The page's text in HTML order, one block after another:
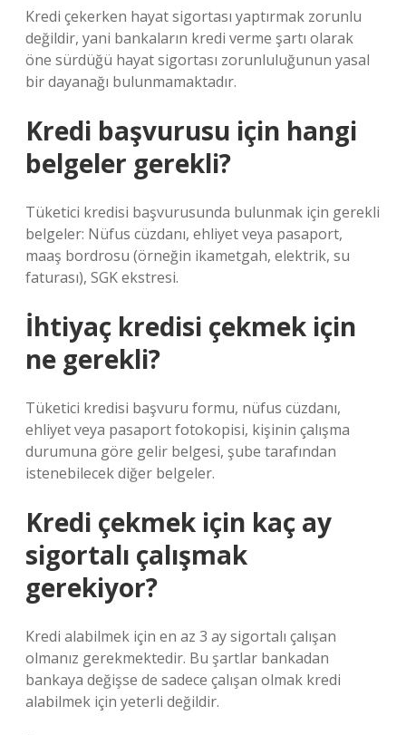
Kredi çekerken hayat sigortası yaptırmak zorunlu
değildir, yani bankaların kredi verme şartı olarak
öne sürdüğü hayat sigortası zorunluluğunun yasal
bir dayanağı bulunmamaktadır.
Kredi başvurusu için hangi
belgeler gerekli?
Tüketici kredisi başvurusunda bulunmak için gerekli
belgeler: Nüfus cüzdanı, ehliyet veya pasaport,
maaş bordrosu (örneğin ikametgah, elektrik, su
faturası), SGK ekstresi.
İhtiyaç kredisi çekmek için
ne gerekli?
Tüketici kredisi başvuru formu, nüfus cüzdanı,
ehliyet veya pasaport fotokopisi, kişinin çalışma
durumuna göre gelir belgesi, şube tarafından
istenebilecek diğer belgeler.
Kredi çekmek için kaç ay
sigortalı çalışmak
gerekiyor?
Kredi alabilmek için en az 3 ay sigortalı çalışan
olmanız gerekmektedir. Bu şartlar bankadan
bankaya değişse de sadece çalışan olmak kredi
alabilmek için yeterli değildir.